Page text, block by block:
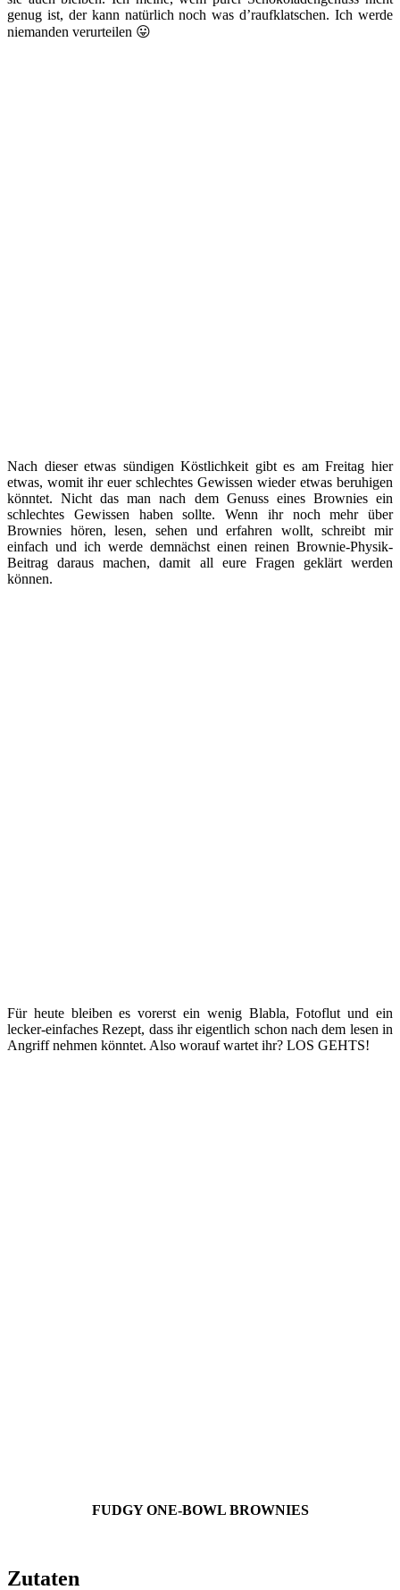
genug ist, der kann natürlich noch was d’raufklatschen. Ich werde
niemanden verurteilen 😛
Nach dieser etwas sündigen Köstlichkeit gibt es am Freitag hier
etwas, womit ihr euer schlechtes Gewissen wieder etwas beruhigen
könntet. Nicht das man nach dem Genuss eines Brownies ein
schlechtes Gewissen haben sollte. Wenn ihr noch mehr über
Brownies hören, lesen, sehen und erfahren wollt, schreibt mir
einfach und ich werde demnächst einen reinen Brownie-Physik-
Beitrag daraus machen, damit all eure Fragen geklärt werden
können.
Für heute bleiben es vorerst ein wenig Blabla, Fotoflut und ein
lecker-einfaches Rezept, dass ihr eigentlich schon nach dem lesen in
Angriff nehmen könntet. Also worauf wartet ihr? LOS GEHTS!
FUDGY ONE-BOWL BROWNIES
Zutaten